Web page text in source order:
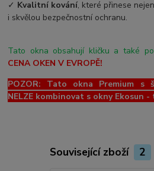
✓ Kvalitní kování, které přinese
i skvělou bezpečnostní ochranu.
Tato okna obsahují kličku a také
CENA OKEN V EVROPĚ!
POZOR: Tato okna Premium s
NELZE kombinovat s okny Ekosun
Související zboží 2